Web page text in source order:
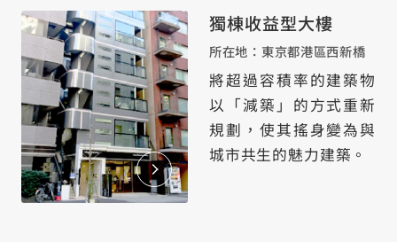
獨棟收益型大樓
所在地：東京都港區西新橋
將超過容積率的建築物
以「減築」的方式重新
規劃，使其搖身變為與
城市共生的魅力建築。